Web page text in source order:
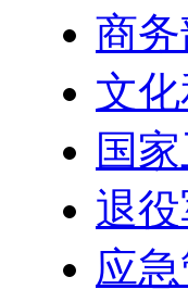
商
文
国
退
应